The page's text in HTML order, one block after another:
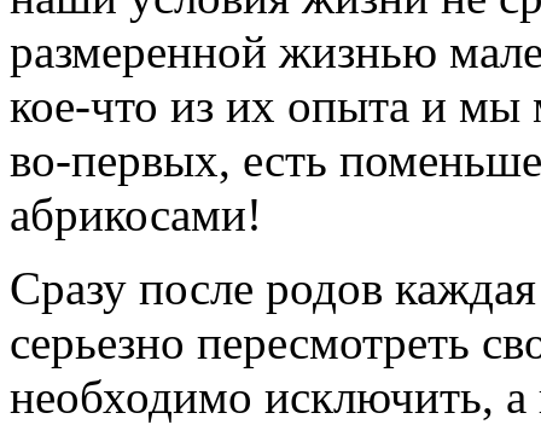
размеренной жизнью
кое-что из их опыта и мы
во-первых, есть
абрикосами!
Сразу после родов
серьезно пересмотреть
необходимо исключить, а